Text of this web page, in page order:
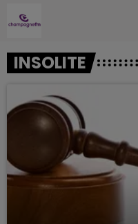
INSOLITE